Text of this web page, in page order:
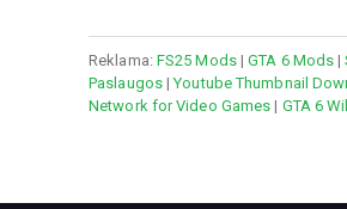
Reklama: FS25 Mods|GTA 6 Mods |
Paslaugos|Youtube Thumbnail
Network for Video Games | GTA 6